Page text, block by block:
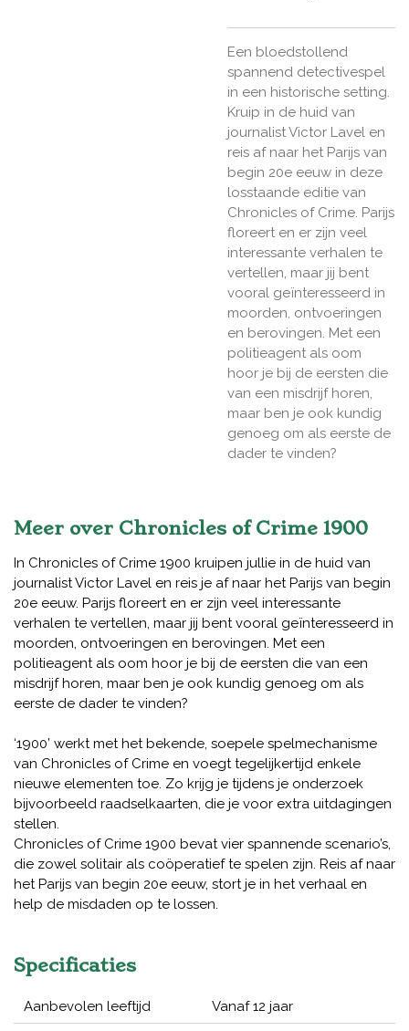
Een bloedstollend
spannend detectivespel
in een historische setting.
Kruip in de huid van
journalist Victor Lavel en
reis af naar het Parijs van
begin 20e eeuw in deze
losstaande editie van
Chronicles of Crime. Parijs
floreert en er zijn veel
interessante verhalen te
vertellen, maar jij bent
vooral geïnteresseerd in
moorden, ontvoeringen
en berovingen. Met een
politieagent als oom
hoor je bij de eersten die
van een misdrijf horen,
maar ben je ook kundig
genoeg om als eerste de
dader te vinden?
Meer over Chronicles of Crime 1900
In Chronicles of Crime 1900 kruipen jullie in de huid van
journalist Victor Lavel en reis je af naar het Parijs van begin
20e eeuw. Parijs floreert en er zijn veel interessante
verhalen te vertellen, maar jij bent vooral geïnteresseerd in
moorden, ontvoeringen en berovingen. Met een
politieagent als oom hoor je bij de eersten die van een
misdrijf horen, maar ben je ook kundig genoeg om als
eerste de dader te vinden?
‘1900’ werkt met het bekende, soepele spelmechanisme
van Chronicles of Crime en voegt tegelijkertijd enkele
nieuwe elementen toe. Zo krijg je tijdens je onderzoek
bijvoorbeeld raadselkaarten, die je voor extra uitdagingen
stellen.
Chronicles of Crime 1900 bevat vier spannende scenario’s,
die zowel solitair als coöperatief te spelen zijn. Reis af naar
het Parijs van begin 20e eeuw, stort je in het verhaal en
help de misdaden op te lossen.
Specificaties
Aanbevolen leeftijd Vanaf 12 jaar